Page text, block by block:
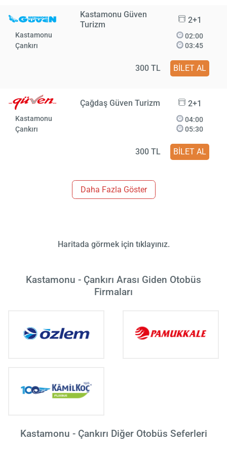
Kastamonu Güven
Turizm
2+1
Kastamonu
Çankırı
02:00
03:45
300 TL BİLET AL
Çağdaş Güven Turizm 2+1
Kastamonu
Çankırı
04:00
05:30
300 TL BİLET AL
Daha Fazla Göster
Haritada görmek için tıklayınız.
Kastamonu - Çankırı Arası Giden Otobüs
Firmaları
Kastamonu - Çankırı Diğer Otobüs Seferleri